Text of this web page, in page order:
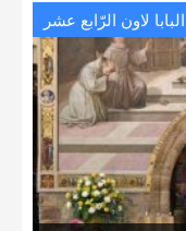
البابا لاون الرّابع عشر